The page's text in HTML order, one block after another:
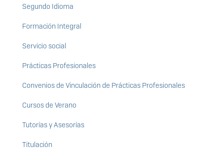
Segundo Idioma
Formación Integral
Servicio social
Prácticas Profesionales
Convenios de Vinculación de Prácticas Profesionales
Cursos de Verano
Tutorías y Asesorías
Titulación